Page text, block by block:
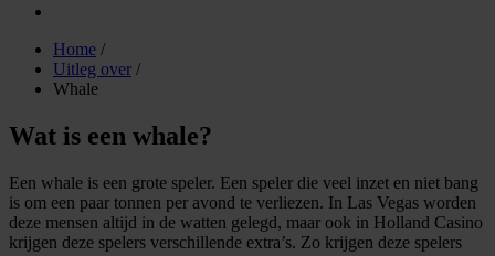
Home /
Uitleg over /
Whale
Wat is een whale?
Een whale is een grote speler. Een speler die veel inzet en niet bang
is om een paar tonnen per avond te verliezen. In Las Vegas worden
deze mensen altijd in de watten gelegd, maar ook in Holland Casino
krijgen deze spelers verschillende extra’s. Zo krijgen deze spelers